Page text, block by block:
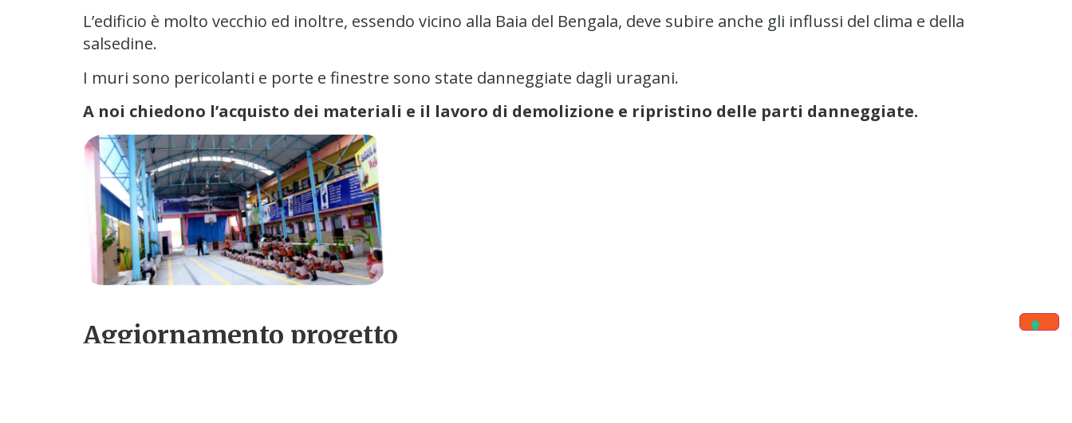
L’edificio è molto vecchio ed inoltre, essendo vicino alla Baia del Bengala, deve subire anche gli influssi del clima e della
salsedine.
I muri sono pericolanti e porte e finestre sono state danneggiate dagli uragani.
A noi chiedono l’acquisto dei materiali e il lavoro di demolizione e ripristino delle parti danneggiate.
Aggiornamento progetto